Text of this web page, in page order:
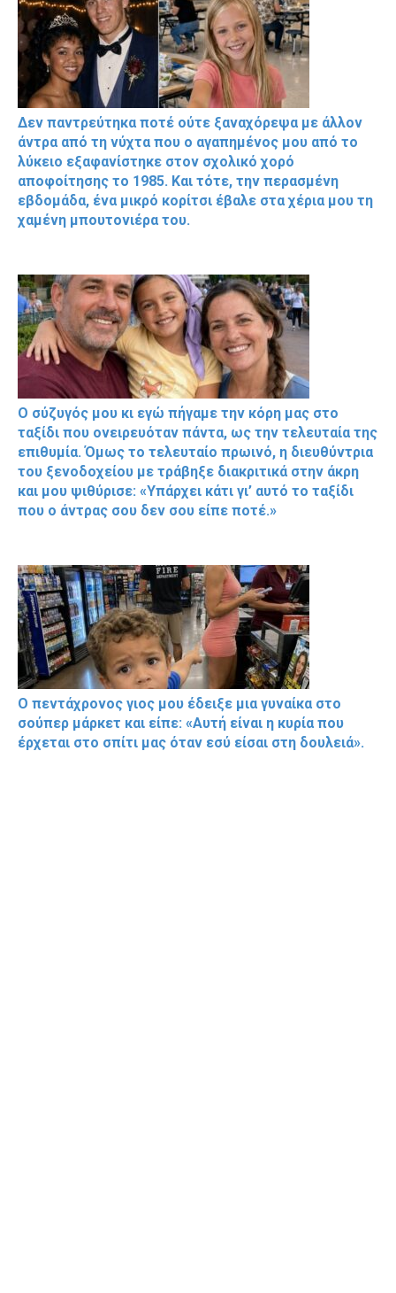
Δεν παντρεύτηκα ποτέ ούτε ξαναχόρεψα με άλλον
άντρα από τη νύχτα που ο αγαπημένος μου από το
λύκειο εξαφανίστηκε στον σχολικό χορό
αποφοίτησης το 1985. Και τότε, την περασμένη
εβδομάδα, ένα μικρό κορίτσι έβαλε στα χέρια μου τη
χαμένη μπουτονιέρα του.
Ο σύζυγός μου κι εγώ πήγαμε την κόρη μας στο
ταξίδι που ονειρευόταν πάντα, ως την τελευταία της
επιθυμία. Όμως το τελευταίο πρωινό, η διευθύντρια
του ξενοδοχείου με τράβηξε διακριτικά στην άκρη
και μου ψιθύρισε: «Υπάρχει κάτι γι’ αυτό το ταξίδι
που ο άντρας σου δεν σου είπε ποτέ.»
Ο πεντάχρονος γιος μου έδειξε μια γυναίκα στο
σούπερ μάρκετ και είπε: «Αυτή είναι η κυρία που
έρχεται στο σπίτι μας όταν εσύ είσαι στη δουλειά».